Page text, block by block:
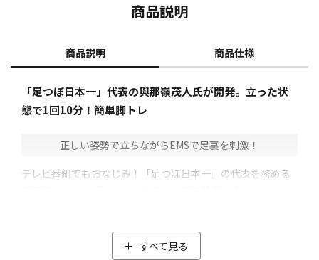
商品説明
商品説明 商品仕様
「足つぼ日本一」代表の與那嶺茂人氏が開発。立った状
態で1回10分！簡単脚トレ
正しい姿勢で立ちながらEMSで足裏を刺激！
テレビ番組でもおなじみ！「足つぼ日本一」の代表を務める
plus」は、足つぼを意識した構造。與那嶺さんの考える正し
すべて見る